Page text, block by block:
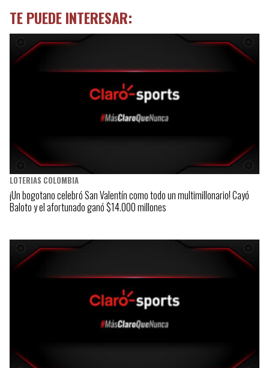
TE PUEDE INTERESAR:
LOTERIAS COLOMBIA
¡Un bogotano celebró San Valentín como todo un multimillonario! Cayó
Baloto y el afortunado ganó $14.000 millones